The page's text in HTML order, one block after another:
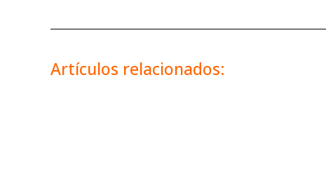
Artículos relacionados: